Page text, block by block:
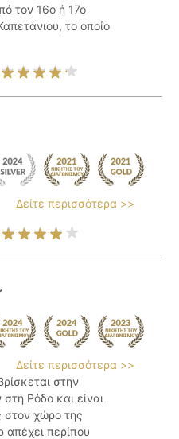
τον 16ο ή 17ο
το οποίο
Δείτε περισσότερα >>
Δείτε περισσότερα >>
στην
Ρόδο και είναι
στον χώρο της
περίπου